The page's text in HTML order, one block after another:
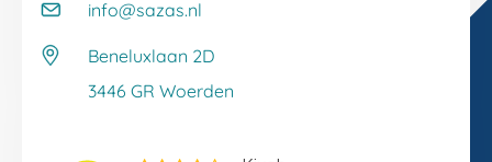
Werken bij Sazas
Kennisbank
Veelgestelde vragen
info@sazas.nl
Beneluxlaan 2D
3446 GR Woerden